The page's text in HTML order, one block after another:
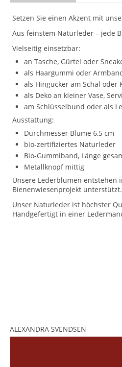
Setzen Sie einen Akzent mit
Aus feinstem Naturleder – jede
Vielseitig einsetzbar:
an Tasche, Gürtel oder
als Haargummi oder
als Hingucker am Schal oder
als Deko an kleiner Vase,
am Schlüsselbund oder als
Ausstattung:
Durchmesser Blume 6,5 cm
bio-zertifiziertes Naturleder
Bio-Gummiband, Länge
Metallknopf mittig
Unsere Lederblumen entstehen
Bienenwiesenprojekt unterstützt.
Unser Naturleder ist höchster
Handgefertigt in einer
ALEXANDRA SVENDSEN